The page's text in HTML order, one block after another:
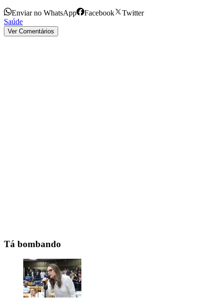
Enviar no WhatsApp Facebook
Twitter
Saúde
Ver Comentários
Tá bombando